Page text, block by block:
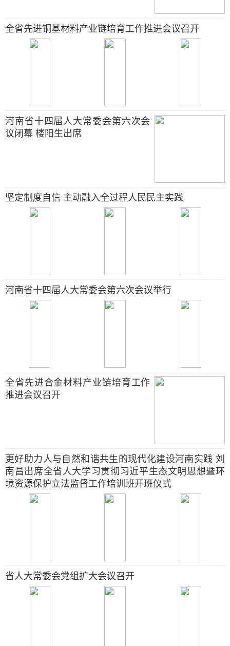
全省先进铜基材料产业链培育工作推进会议召开
河南省十四届人大常委会第六次会
议闭幕 楼阳生出席
坚定制度自信 主动融入全过程人民民主实践
河南省十四届人大常委会第六次会议举行
全省先进合金材料产业链培育工作
推进会议召开
更好助力人与自然和谐共生的现代化建设河南实践 刘
南昌出席全省人大学习贯彻习近平生态文明思想暨环
境资源保护立法监督工作培训班开班仪式
省人大常委会党组扩大会议召开